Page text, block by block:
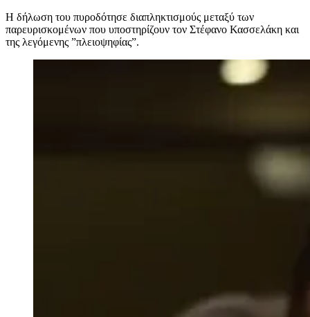
Η δήλωση του πυροδότησε διαπληκτισμούς μεταξύ των
παρευρισκομένων που υποστηρίζουν τον Στέφανο Κασσελάκη και
της λεγόμενης ”πλειοψηφίας”.